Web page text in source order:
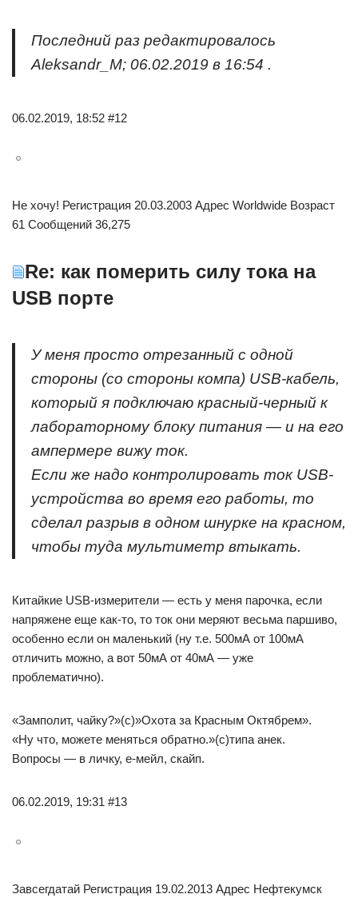
Последний раз редактировалось
Aleksandr_M; 06.02.2019 в 16:54 .
06.02.2019, 18:52 #12
Не хочу! Регистрация 20.03.2003 Адрес Worldwide Возраст
61 Сообщений 36,275
Re: как померить силу тока на
USB порте
У меня просто отрезанный с одной
стороны (со стороны компа) USB-кабель,
который я подключаю красный-черный к
лабораторному блоку питания — и на его
ампермере вижу ток.
Если же надо контролировать ток USB-
устройства во время его работы, то
сделал разрыв в одном шнурке на красном,
чтобы туда мультиметр втыкать.
Китайкие USB-измерители — есть у меня парочка, если
напряжене еще как-то, то ток они меряют весьма паршиво,
особенно если он маленький (ну т.е. 500мА от 100мА
отличить можно, а вот 50мА от 40мА — уже
проблематично).
«Замполит, чайку?»(с)»Охота за Красным Октябрем».
«Ну что, можете меняться обратно.»(с)типа анек.
Вопросы — в личку, е-мейл, скайп.
06.02.2019, 19:31 #13
Завсегдатай Регистрация 19.02.2013 Адрес Нефтекумск